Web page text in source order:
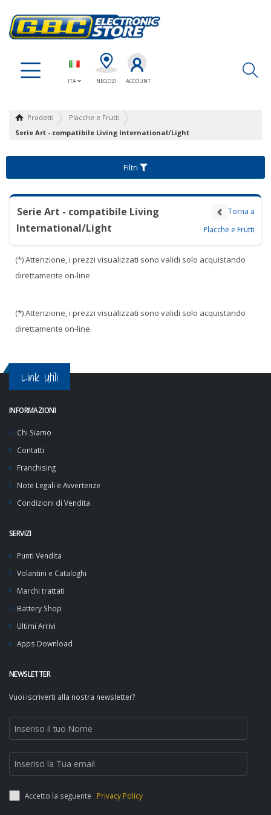
ITA NEGOZI ACCOUNT
Prodotti
Placche e Frutti
Serie Art - compatibile Living International/Light
Filtri
Serie Art - compatibile Living
International/Light
Torna a
Placche e Frutti
(*) Attenzione, i prezzi visualizzati sono validi solo acquistando
direttamente on-line
(*) Attenzione, i prezzi visualizzati sono validi solo acquistando
direttamente on-line
Link Utili
INFORMAZIONI
Chi Siamo
Contatti
Franchising
Note Legali e Avvertenze
Condizioni di Vendita
SERVIZI
Punti Vendita
Volantini e Cataloghi
Marchi trattati
Battery Shop
Ultimi Arrivi
Apps Download
NEWSLETTER
Vuoi iscriverti alla nostra newsletter?
Accetto la seguente Privacy Policy